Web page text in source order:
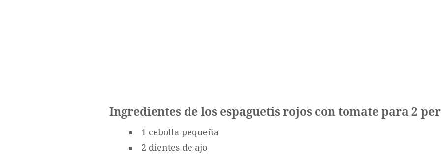
Ingredientes de los espaguetis rojos con tomate para 2
1 cebolla pequeña
2 dientes de ajo